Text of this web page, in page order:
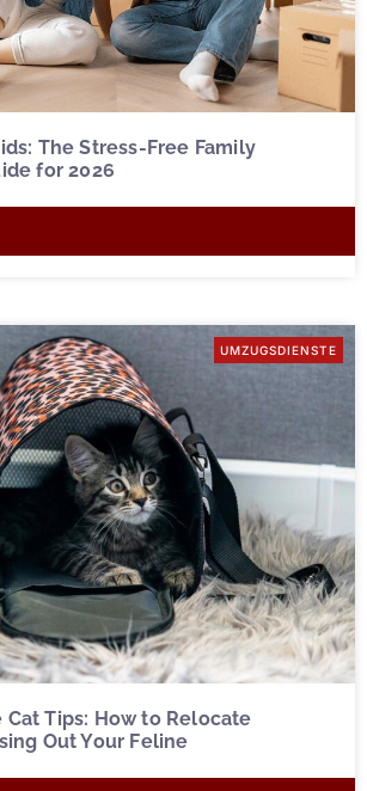
The Stress-Free Family
for 2026
UMZUGSDIENSTE
Cat Tips: How to Relocate
Out Your Feline